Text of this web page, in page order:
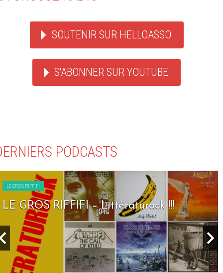
SOUTENIR SUR HELLOASSO
S'ABONNER SUR YOUTUBE
PODCASTS
LE GROS RIFFIFI
LE GROS RIFFIFI – Littératurock !!!